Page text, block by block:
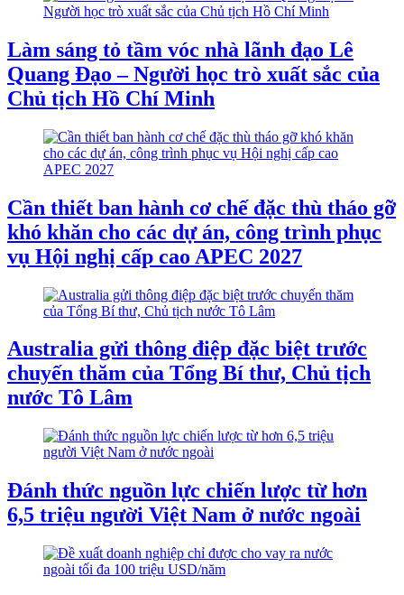
Làm sáng tỏ tầm vóc nhà lãnh đạo Lê
Quang Đạo – Người học trò xuất sắc của
Chủ tịch Hồ Chí Minh
Cần thiết ban hành cơ chế đặc thù tháo gỡ
khó khăn cho các dự án, công trình phục
vụ Hội nghị cấp cao APEC 2027
Australia gửi thông điệp đặc biệt trước
chuyến thăm của Tổng Bí thư, Chủ tịch
nước Tô Lâm
Đánh thức nguồn lực chiến lược từ hơn
6,5 triệu người Việt Nam ở nước ngoài